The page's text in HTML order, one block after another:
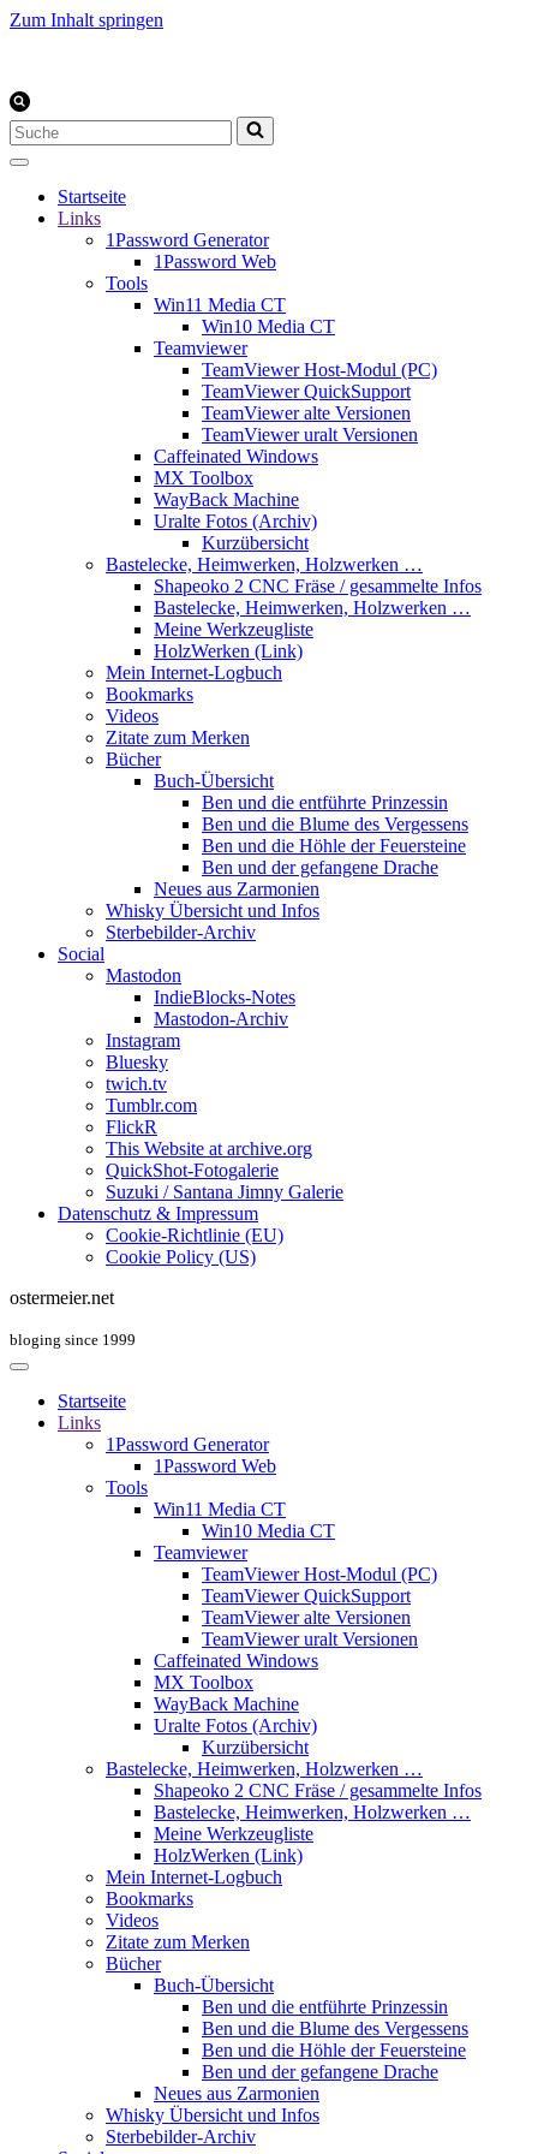
Zum Inhalt springen
Suchen
nach …
Startseite
Links
1Password Generator
1Password Web
Tools
Win11 Media CT
Win10 Media CT
Teamviewer
TeamViewer Host-Modul (PC)
TeamViewer QuickSupport
TeamViewer alte Versionen
TeamViewer uralt Versionen
Caffeinated Windows
MX Toolbox
WayBack Machine
Uralte Fotos (Archiv)
Kurzübersicht
Bastelecke, Heimwerken, Holzwerken …
Shapeoko 2 CNC Fräse / gesammelte Infos
Bastelecke, Heimwerken, Holzwerken …
Meine Werkzeugliste
HolzWerken (Link)
Mein Internet-Logbuch
Bookmarks
Videos
Zitate zum Merken
Bücher
Buch-Übersicht
Ben und die entführte Prinzessin
Ben und die Blume des Vergessens
Ben und die Höhle der Feuersteine
Ben und der gefangene Drache
Neues aus Zarmonien
Whisky Übersicht und Infos
Sterbebilder-Archiv
Social
Mastodon
IndieBlocks-Notes
Mastodon-Archiv
Instagram
Bluesky
twich.tv
Tumblr.com
FlickR
This Website at archive.org
QuickShot-Fotogalerie
Suzuki / Santana Jimny Galerie
Datenschutz & Impressum
Cookie-Richtlinie (EU)
Cookie Policy (US)
ostermeier.net
bloging since 1999
Startseite
Links
1Password Generator
1Password Web
Tools
Win11 Media CT
Win10 Media CT
Teamviewer
TeamViewer Host-Modul (PC)
TeamViewer QuickSupport
TeamViewer alte Versionen
TeamViewer uralt Versionen
Caffeinated Windows
MX Toolbox
WayBack Machine
Uralte Fotos (Archiv)
Kurzübersicht
Bastelecke, Heimwerken, Holzwerken …
Shapeoko 2 CNC Fräse / gesammelte Infos
Bastelecke, Heimwerken, Holzwerken …
Meine Werkzeugliste
HolzWerken (Link)
Mein Internet-Logbuch
Bookmarks
Videos
Zitate zum Merken
Bücher
Buch-Übersicht
Ben und die entführte Prinzessin
Ben und die Blume des Vergessens
Ben und die Höhle der Feuersteine
Ben und der gefangene Drache
Neues aus Zarmonien
Whisky Übersicht und Infos
Sterbebilder-Archiv